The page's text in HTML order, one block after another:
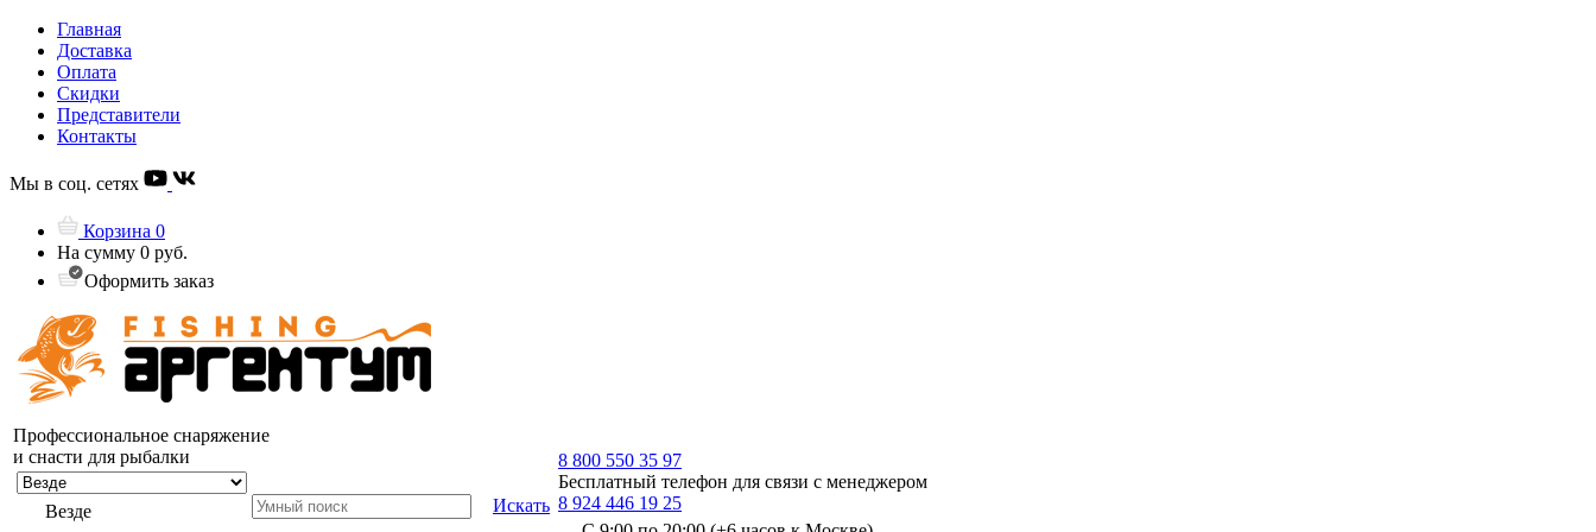
Главная
Доставка
Оплата
Скидки
Представители
Контакты
Мы в соц. сетях
Корзина 0
На сумму 0 руб.
Оформить заказ
Профессиональное снаряжение
и снасти для рыбалки
Везде Искать
8 800 550 35 97
Бесплатный телефон для связи с менеджером
8 924 446 19 25